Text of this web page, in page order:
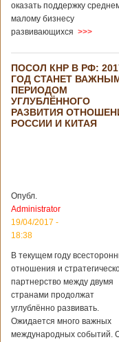
году размер
импорта из Китая
Подробнее...
21/02/2019 - 22:30
Китай и Россия
собираются
разрабатывать
тяжелый
вертолет
планируется
подписание
контракта на
разработку
вертолета. Такое
заявление сделала
региональной
политике и
международному
сотрудничеству
государственной
оказать поддержку
малому бизнесу
развивающихся >>>
ПОСОЛ КНР В РФ:
ГОД СТАНЕТ
ПЕРИОДОМ
УГЛУБЛЁННОГО
РАЗВИТИЯ
РОССИИ И КИТАЯ
Опубл.
Administrator
19/04/2017 -
18:38
В текущем году
отношения и
партнерство между двумя
странами продолжат
углублённо развивать.
Ожидается много важных
международных событий.